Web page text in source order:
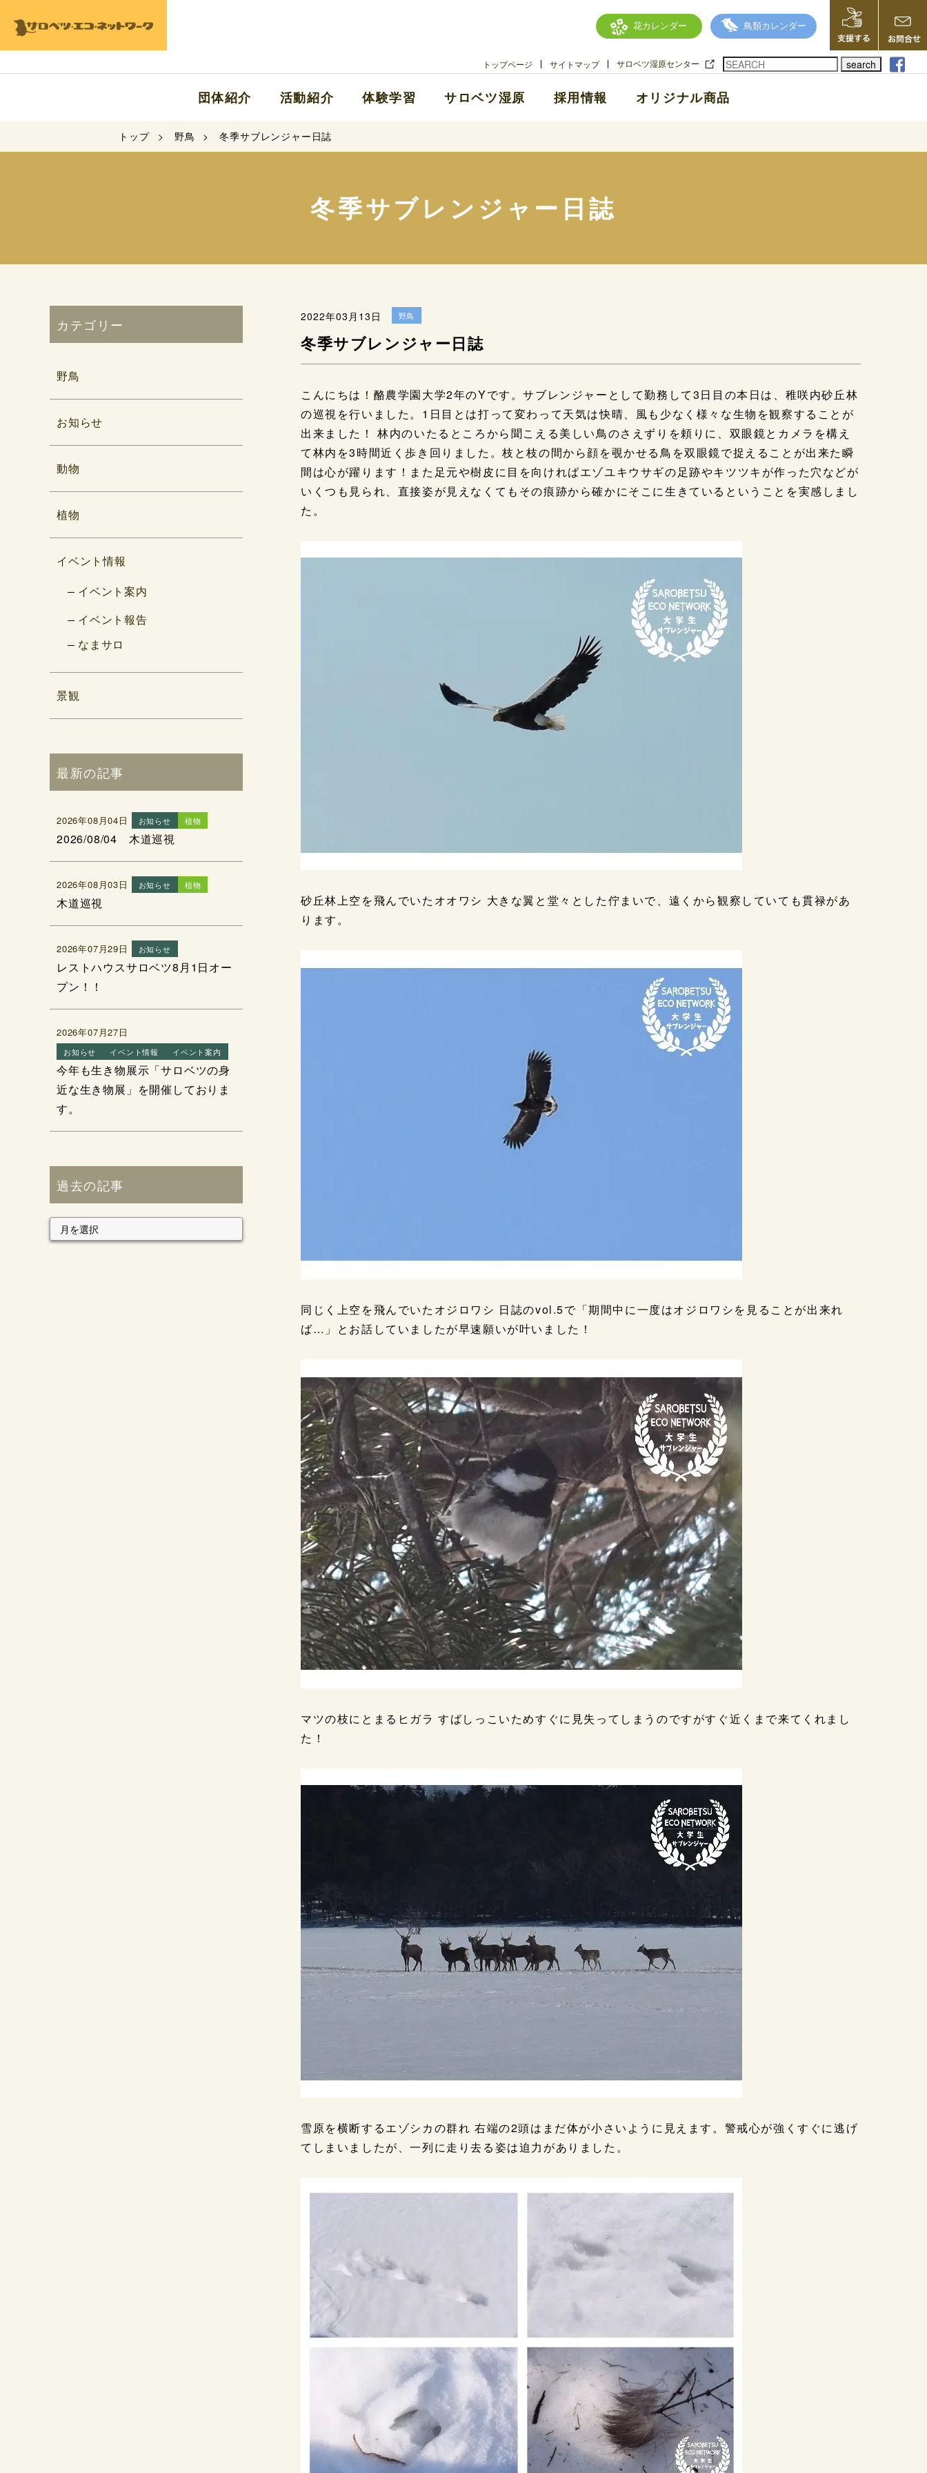
花カレンダー 鳥類カレンダー
トップページ サイトマップ サロベツ湿原センター search
団体紹介 活動紹介 体験学習 サロベツ湿原 採用情報 オリジナル商品
トップ 野鳥 冬季サブレンジャー日誌
冬季サブレンジャー日誌
2022年03月13日 野鳥
冬季サブレンジャー日誌
こんにちは！酪農学園大学2年のYです。サブレンジャーとして勤務して3日目の本日は、稚咲内砂丘林
の巡視を行いました。1日目とは打って変わって天気は快晴、風も少なく様々な生物を観察することが
出来ました！ 林内のいたるところから聞こえる美しい鳥のさえずりを頼りに、双眼鏡とカメラを構え
て林内を3時間近く歩き回りました。枝と枝の間から顔を覗かせる鳥を双眼鏡で捉えることが出来た瞬
間は心が躍ります！また足元や樹皮に目を向ければエゾユキウサギの足跡やキツツキが作った穴などが
いくつも見られ、直接姿が見えなくてもその痕跡から確かにそこに生きているということを実感しまし
た。
砂丘林上空を飛んでいたオオワシ 大きな翼と堂々とした佇まいで、遠くから観察していても貫禄があ
ります。
同じく上空を飛んでいたオジロワシ 日誌のvol.5で「期間中に一度はオジロワシを見ることが出来れ
ば…」とお話していましたが早速願いが叶いました！
マツの枝にとまるヒガラ すばしっこいためすぐに見失ってしまうのですがすぐ近くまで来てくれまし
た！
雪原を横断するエゾシカの群れ 右端の2頭はまだ体が小さいように見えます。警戒心が強くすぐに逃げ
てしまいましたが、一列に走り去る姿は迫力がありました。
カテゴリー
野鳥
お知らせ
動物
植物
イベント情報
イベント案内
イベント報告
なまサロ
景観
最新の記事
2026年08月04日 お知らせ 植物
2026/08/04 木道巡視
2026年08月03日 お知らせ 植物
木道巡視
2026年07月29日 お知らせ
レストハウスサロベツ8月1日オー
プン！！
2026年07月27日
お知らせ イベント情報 イベント案内
今年も生き物展示「サロベツの身
近な生き物展」を開催しておりま
す。
過去の記事